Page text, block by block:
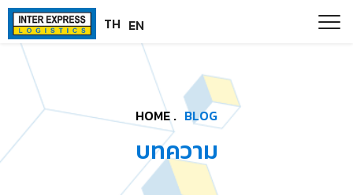
Paste this code as high in the of the page as possible:
TH EN
HOME . BLOG
บทความ